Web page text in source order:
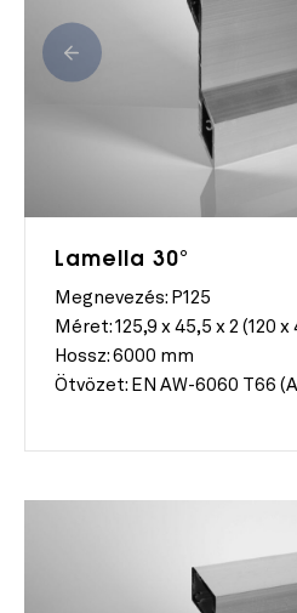
Lamella 30°
Megnevezés: P125
Méret: 125,9 x 45,5 x 2 (120
Hossz: 6000 mm
Ötvözet: EN AW-6060 T66